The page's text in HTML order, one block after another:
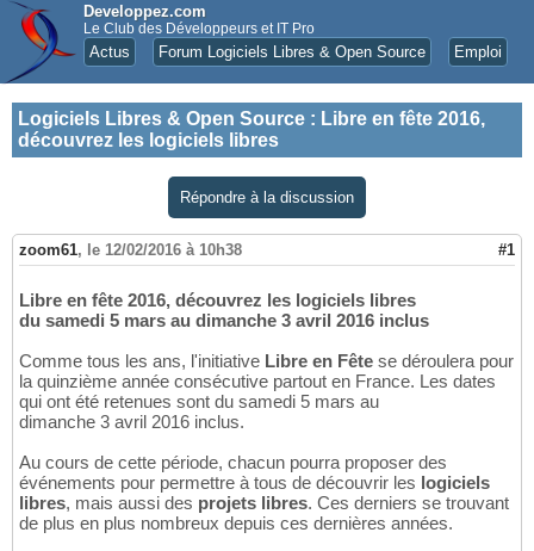
Developpez.com
Le Club des Développeurs et IT Pro
Actus Forum Logiciels Libres & Open Source Emploi
Logiciels Libres & Open Source : Libre en fête 2016,
découvrez les logiciels libres
Répondre à la discussion
zoom61, le 12/02/2016 à 10h38 #1
Libre en fête 2016, découvrez les logiciels libres
du samedi 5 mars au dimanche 3 avril 2016 inclus
Comme tous les ans, l'initiative Libre en Fête se déroulera pour
la quinzième année consécutive partout en France. Les dates
qui ont été retenues sont du samedi 5 mars au
dimanche 3 avril 2016 inclus.
Au cours de cette période, chacun pourra proposer des
événements pour permettre à tous de découvrir les logiciels
libres, mais aussi des projets libres. Ces derniers se trouvant
de plus en plus nombreux depuis ces dernières années.